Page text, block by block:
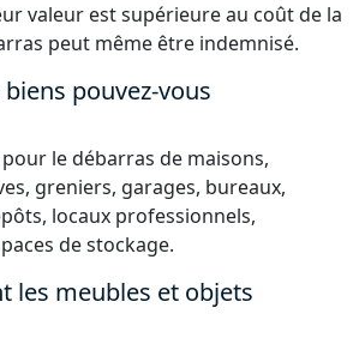
valeur est supérieure au coût de la
peut même être indemnisé.
pouvez-vous
le débarras de maisons,
greniers, garages, bureaux,
locaux professionnels,
de stockage.
les meubles et objets